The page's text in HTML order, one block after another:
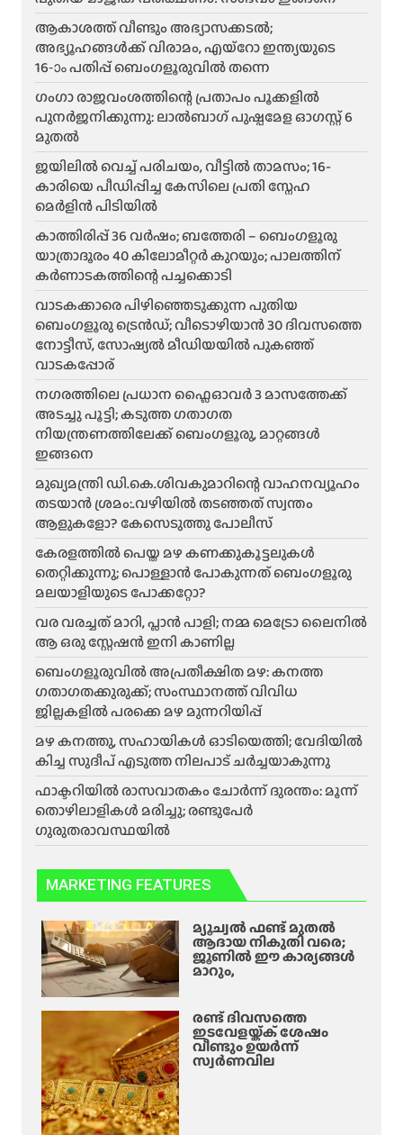
ആകാശത്ത് വീണ്ടും അഭ്യാസക്കടൽ;
അഭ്യൂഹങ്ങൾക്ക് വിരാമം, എയ്റോ ഇന്ത്യയുടെ
16-ാം പതിപ്പ് ബെംഗളൂരുവിൽ തന്നെ
ഗംഗാ രാജവംശത്തിന്റെ പ്രതാപം പൂക്കളിൽ
പുനർജനിക്കുന്നു: ലാൽബാഗ് പുഷ്പമേള ഓഗസ്റ്റ് 6
മുതൽ
ജയിലിൽ വെച്ച് പരിചയം, വീട്ടിൽ താമസം; 16-
കാരിയെ പീഡിപ്പിച്ച കേസിലെ പ്രതി സ്നേഹ
മെർളിൻ പിടിയിൽ
കാത്തിരിപ്പ് 36 വർഷം; ബത്തേരി – ബെംഗളൂരു
യാത്രാദൂരം 40 കിലോമീറ്റർ കുറയും; പാലത്തിന്
കർണാടകത്തിന്റെ പച്ചക്കൊടി
വാടകക്കാരെ പിഴിഞ്ഞെടുക്കുന്ന പുതിയ
ബെംഗളൂരു ട്രെൻഡ്; വീടൊഴിയാൻ 30 ദിവസത്തെ
നോട്ടീസ്, സോഷ്യൽ മീഡിയയിൽ പുകഞ്ഞ്
വാടകപ്പോര്
ന​ഗരത്തിലെ പ്രധാന ഫ്ലൈഓവർ 3 മാസത്തേക്ക്
അടച്ചു പൂട്ടി; കടുത്ത ഗതാഗത
നിയന്ത്രണത്തിലേക്ക് ബെംഗളൂരു, മാറ്റങ്ങൾ
ഇങ്ങനെ
മുഖ്യമന്ത്രി ഡി.കെ.ശിവകുമാറിന്റെ വാഹനവ്യൂഹം
തടയാൻ ശ്രമം:.വഴിയിൽ തടഞ്ഞത് സ്വന്തം
ആളുകളോ? കേസെടുത്തു പോലീസ്
കേരളത്തിൽ പെയ്ത മഴ കണക്കുകൂട്ടലുകൾ
തെറ്റിക്കുന്നു; പൊള്ളാൻ പോകുന്നത് ബെംഗളൂരു
മലയാളിയുടെ പോക്കറ്റോ?
വര വരച്ചത് മാറി, പ്ലാൻ പാളി; നമ്മ മെട്രോ ലൈനിൽ
ആ ഒരു സ്റ്റേഷൻ ഇനി കാണില്ല
ബെംഗളൂരുവിൽ അപ്രതീക്ഷിത മഴ: കനത്ത
ഗതാഗതക്കുരുക്ക്; സംസ്ഥാനത്ത് വിവിധ
ജില്ലകളിൽ പരക്കെ മഴ മുന്നറിയിപ്പ്
മഴ കനത്തു, സഹായികൾ ഓടിയെത്തി; വേദിയിൽ
കിച്ച സുദീപ് എടുത്ത നിലപാട് ചർച്ചയാകുന്നു
ഫാക്ടറിയിൽ രാസവാതകം ചോർന്ന് ദുരന്തം: മൂന്ന്
തൊഴിലാളികൾ മരിച്ചു; രണ്ടുപേർ
ഗുരുതരാവസ്ഥയിൽ
MARKETING FEATURES
മ്യൂച്വൽ ഫണ്ട് മുതൽ
ആദായ നികുതി വരെ;
ജൂണിൽ ഈ കാര്യങ്ങൾ
മാറും,
രണ്ട് ദിവസത്തെ
ഇടവേളയ്ക്ക് ശേഷം
വീണ്ടും ഉയർന്ന്
സ്വർണവില